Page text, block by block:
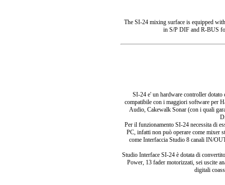
The SI-24 mixing surface is equipped
in S/P DIF and R-BUS
SI-24 e' un hardware controller
compatibile con i maggiori software per
Audio, Cakewalk Sonar (con i quali
Per il funzionamento SI-24 necessita di
PC, infatti non può operare come mixer
come Interfaccia Studio 8 canali IN/
Studio Interface SI-24 è dotata di
Power, 13 fader motorizzati, sei uscite
digitali